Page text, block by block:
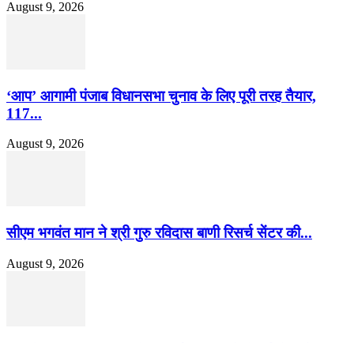
August 9, 2026
‘आप’ आगामी पंजाब विधानसभा चुनाव के लिए पूरी तरह तैयार,
117...
August 9, 2026
सीएम भगवंत मान ने श्री गुरु रविदास बाणी रिसर्च सेंटर की...
August 9, 2026